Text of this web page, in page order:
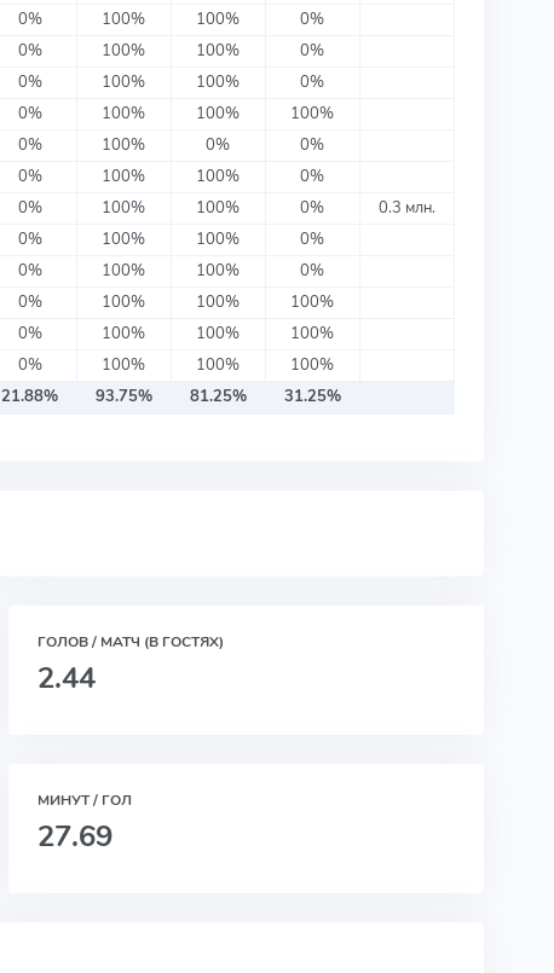
0% 100% 100%
0%
0% 100% 100%
0%
0% 100% 100%
0%
0% 100% 100%
100%
0% 100% 0%
0%
0% 100% 100%
0%
0% 100% 100% 0%
0.3 млн.
0% 100% 100%
0%
0% 100% 100%
0%
0% 100% 100%
100%
0% 100% 100%
100%
0% 100% 100%
100%
21.88% 93.75% 81.25% 31.25%
ГОЛОВ / МАТЧ (В ГОСТЯХ)
2.44
МИНУТ / ГОЛ
27.69